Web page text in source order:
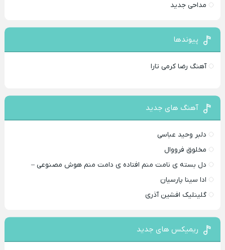
مداحی جدید
پیوندها
آهنگ رضا کرمی تارا
آهنگ های جدید
دلبر وحید عباسی
مخلوق فرووال
دل بسته ی نامت منم افتاده ی دامت منم هوش مصنوعی –
ادا سینا پارسیان
گلینلیک افشین آذری
ریمیکس های جدید